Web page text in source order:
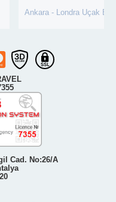
Ankara - Londra Uçak
Cad. No:26/A